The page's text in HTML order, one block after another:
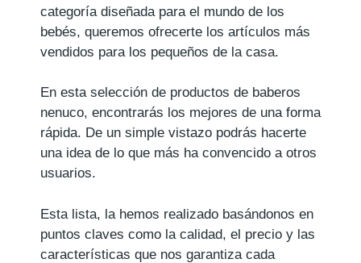
categoría diseñada para el mundo de los
bebés, queremos ofrecerte los artículos más
vendidos para los pequeños de la casa.
En esta selección de productos de baberos
nenuco, encontrarás los mejores de una forma
rápida. De un simple vistazo podrás hacerte
una idea de lo que más ha convencido a otros
usuarios.
Esta lista, la hemos realizado basándonos en
puntos claves como la calidad, el precio y las
características que nos garantiza cada